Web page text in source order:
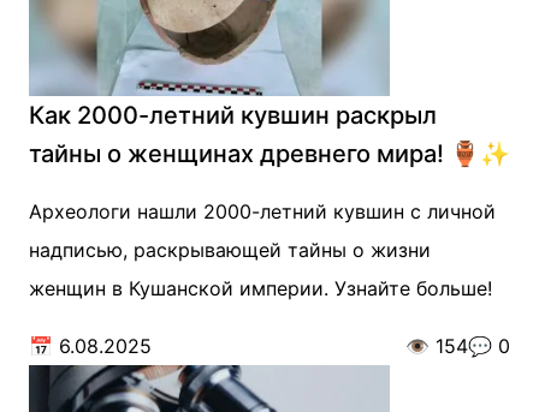
Как 2000-летний кувшин раскрыл
тайны о женщинах древнего мира! 🏺✨
Археологи нашли 2000-летний кувшин с личной
надписью, раскрывающей тайны о жизни
женщин в Кушанской империи. Узнайте больше!
📅 6.08.2025 👁️ 154💬 0